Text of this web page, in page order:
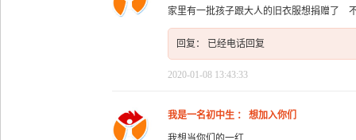
家里有一批孩子跟大人的旧衣服想捐赠了
回复： 已经电话回复
2020-01-08 13:43:33
我是一名初中生 ： 想加入你们